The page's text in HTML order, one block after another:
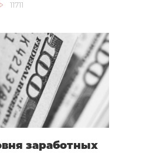
11711
заработных